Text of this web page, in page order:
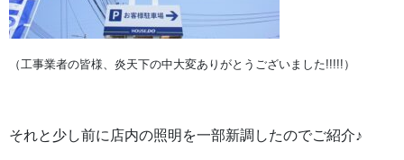
（工事業者の皆様、炎天下の中大変ありがとうございました!!!!!）
それと少し前に店内の照明を一部新調したのでご紹介♪